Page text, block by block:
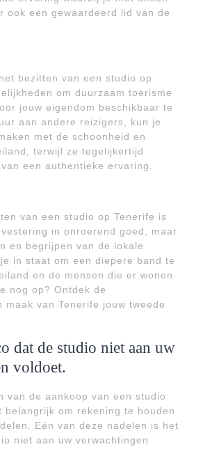
ook een gewaardeerd lid van de
bezitten van een studio op
om duurzaam toerisme
jouw eigendom beschikbaar te
aan andere reizigers, kun je
met de schoonheid en
terwijl ze tegelijkertijd
een authentieke ervaring.
van een studio op Tenerife is
in onroerend goed, maar
en begrijpen van de lokale
in staat om een diepere band te
en de mensen die er wonen.
nog op? Ontdek de
maak van Tenerife jouw tweede
dat de studio niet aan uw
voldoet.
van de aankoop van een studio
belangrijk om rekening te houden
Eén van deze nadelen is het
niet aan uw verwachtingen